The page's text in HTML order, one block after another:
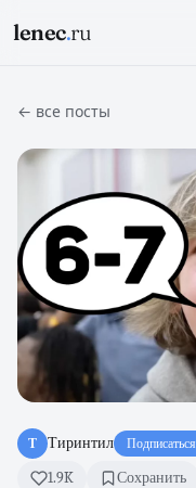
lenec.ru
← все посты
Т Тиринтил Подписаться
1.9K Сохранить